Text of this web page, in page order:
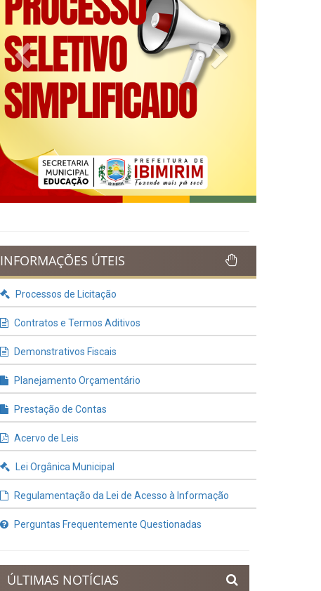
Previous Next
INFORMAÇÕES ÚTEIS
Processos de Licitação
Contratos e Termos Aditivos
Demonstrativos Fiscais
Planejamento Orçamentário
Prestação de Contas
Acervo de Leis
Lei Orgânica Municipal
Regulamentação da Lei de Acesso à Informação
Perguntas Frequentemente Questionadas
ÚLTIMAS NOTÍCIAS